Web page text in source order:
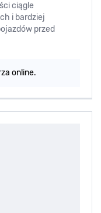
ciągle
i bardziej
przed
online.